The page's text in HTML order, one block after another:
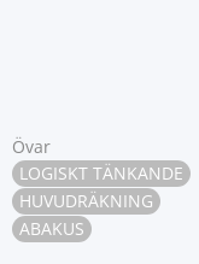
Övar
LOGISKT TÄNKANDE
HUVUDRÄKNING
ABAKUS